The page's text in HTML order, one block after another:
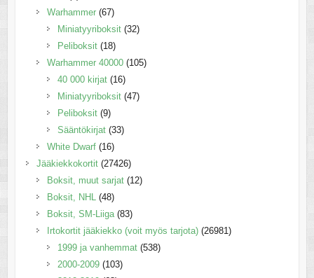
Warhammer (67)
Miniatyyriboksit (32)
Peliboksit (18)
Warhammer 40000 (105)
40 000 kirjat (16)
Miniatyyriboksit (47)
Peliboksit (9)
Sääntökirjat (33)
White Dwarf (16)
Jääkiekkokortit (27426)
Boksit, muut sarjat (12)
Boksit, NHL (48)
Boksit, SM-Liiga (83)
Irtokortit jääkiekko (voit myös tarjota) (26981)
1999 ja vanhemmat (538)
2000-2009 (103)